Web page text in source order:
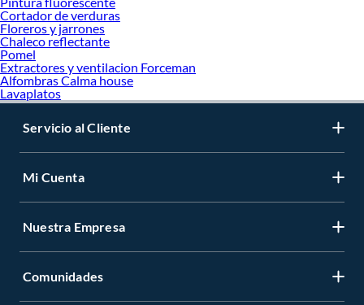
Cortador de verduras
Floreros y jarrones
Chaleco reflectante
Pomel
Extractores y ventilacion Forceman
Alfombras Calma house
Lavaplatos
Servicio al Cliente
Mi Cuenta
Nuestra Empresa
Comunidades